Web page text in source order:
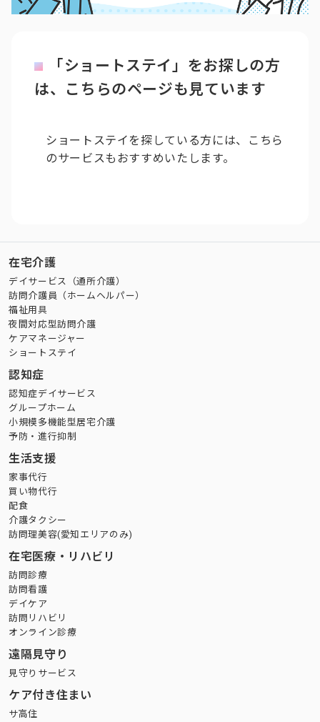
「ショートステイ」をお探しの方
は、こちらのページも見ています
ショートステイを探している方には、こちら
のサービスもおすすめいたします。
在宅介護
デイサービス（通所介護）
訪問介護員（ホームヘルパー）
福祉用具
夜間対応型訪問介護
ケアマネージャー
ショートステイ
認知症
認知症デイサービス
グループホーム
小規模多機能型居宅介護
予防・進行抑制
生活支援
家事代行
買い物代行
配食
介護タクシー
訪問理美容(愛知エリアのみ)
在宅医療・リハビリ
訪問診療
訪問看護
デイケア
訪問リハビリ
オンライン診療
遠隔見守り
見守りサービス
ケア付き住まい
サ高住